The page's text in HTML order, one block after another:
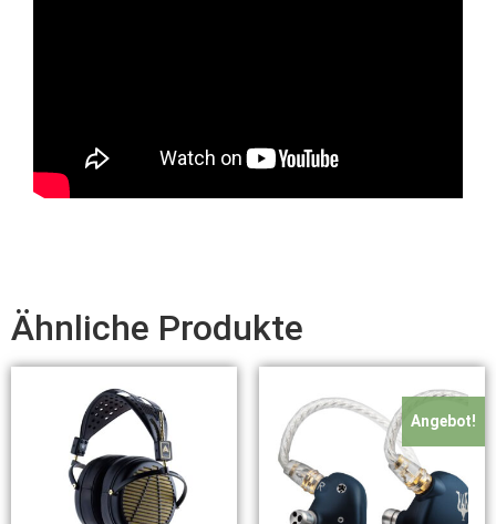
Ähnliche Produkte
Angebot!